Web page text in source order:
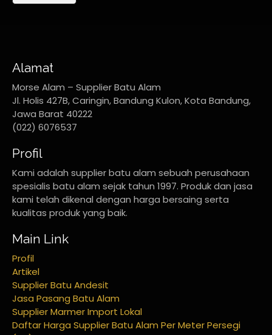
Alamat
Morse Alam – Supplier Batu Alam
Jl. Holis 427B, Caringin, Bandung Kulon, Kota Bandung,
Jawa Barat 40222
(022) 6076537
Profil
Kami adalah supplier batu alam sebuah perusahaan
spesialis batu alam sejak tahun 1997. Produk dan jasa
kami telah dikenal dengan harga bersaing serta
kualitas produk yang baik.
Main Link
Profil
Artikel
Supplier Batu Andesit
Jasa Pasang Batu Alam
Supplier Marmer Import Lokal
Daftar Harga Supplier Batu Alam Per Meter Persegi